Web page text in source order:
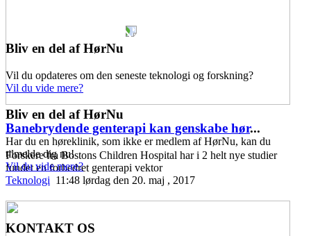
Banebrydende genterapi kan genskabe hør...
Forskere fra Bostons Children Hospital har i 2 helt nye studier
fundet en forbedret genterapi vektor
Teknologi 11:48 lørdag den 20. maj , 2017
Bliv en del af HørNu
Vil du opdateres om den seneste teknologi og forskning?
Vil du vide mere?
Bliv en del af HørNu
Har du en høreklinik, som ikke er medlem af HørNu, kan du
tilmelde dig nu!
Vil du vide mere?
KONTAKT OS